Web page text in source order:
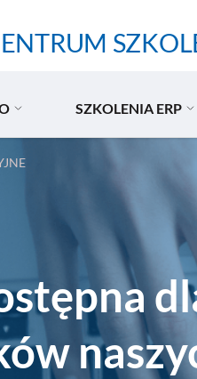
SZKOLENIA ERP